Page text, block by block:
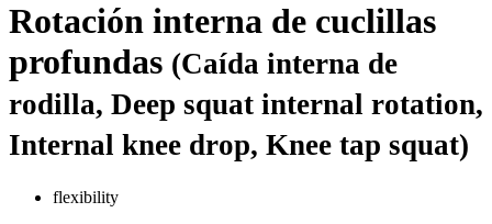
Rotación interna de cuclillas
profundas (Caída interna de
rodilla, Deep squat internal rotation,
Internal knee drop, Knee tap squat)
flexibility